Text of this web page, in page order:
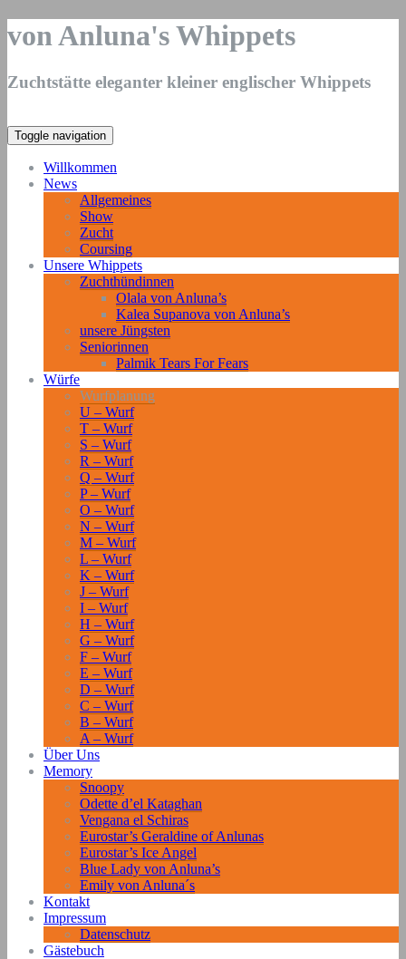
von Anluna's Whippets
Zuchtstätte eleganter kleiner englischer Whippets
Toggle navigation
Willkommen
News
Allgemeines
Show
Zucht
Coursing
Unsere Whippets
Zuchthündinnen
Olala von Anluna’s
Kalea Supanova von Anluna’s
unsere Jüngsten
Seniorinnen
Palmik Tears For Fears
Würfe
Wurfplanung
U – Wurf
T – Wurf
S – Wurf
R – Wurf
Q – Wurf
P – Wurf
O – Wurf
N – Wurf
M – Wurf
L – Wurf
K – Wurf
J – Wurf
I – Wurf
H – Wurf
G – Wurf
F – Wurf
E – Wurf
D – Wurf
C – Wurf
B – Wurf
A – Wurf
Über Uns
Memory
Snoopy
Odette d’el Kataghan
Vengana el Schiras
Eurostar’s Geraldine of Anlunas
Eurostar’s Ice Angel
Blue Lady von Anluna’s
Emily von Anluna´s
Kontakt
Impressum
Datenschutz
Gästebuch